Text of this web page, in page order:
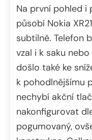
Na první pohled i
působí Nokia
subtilně. Telefon
vzal i k saku
došlo také ke
k pohodlnějšímu
nechybí akční
nakonfigurovat
pogumovaný,